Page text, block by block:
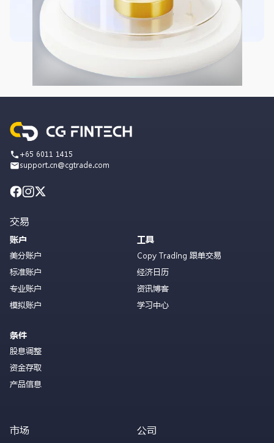
+65 6011 1415
support.cn@cgtrade.com
交易
账户
美分账户
标准账户
专业账户
模拟账户
条件
股息调整
资金存取
产品信息
工具
Copy Trading 跟单交易
经济日历
资讯博客
学习中心
市场 公司